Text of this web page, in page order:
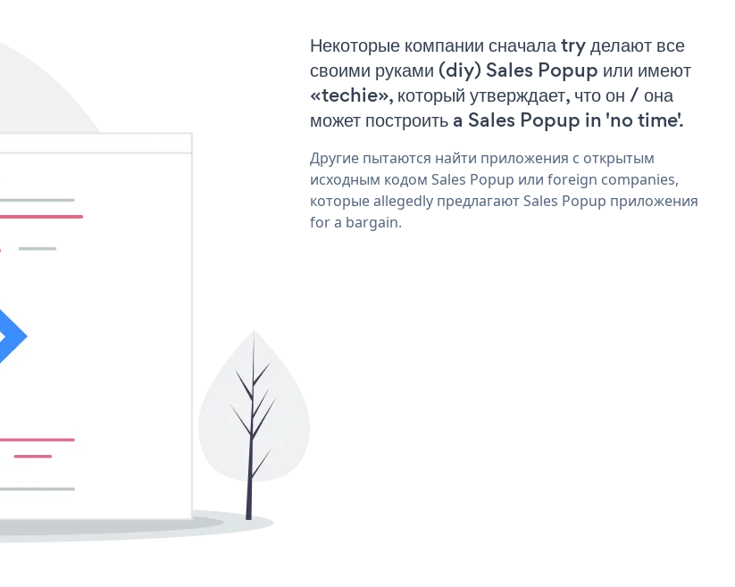
Некоторые компании сначала try делают все
своими руками (diy) Sales Popup или имеют
«techie», который утверждает, что он / она
может построить a Sales Popup in 'no time'.
Другие пытаются найти приложения с открытым
исходным кодом Sales Popup или foreign companies,
которые allegedly предлагают Sales Popup приложения
for a bargain.